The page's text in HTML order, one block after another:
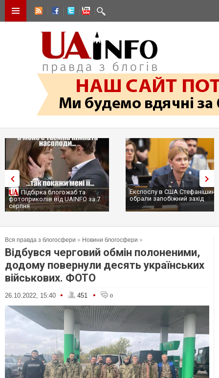
Підбірка блогожаб та
фотоприколів від UAINFO за 7
серпня
Експослу в США
обрали запобіжний захід
Вся правда з блогосфери » Новини блогосфери »
Відбувся черговий обмін полоненими,
додому повернули десять українських
військових. ФОТО
26.10.2022, 15:40 • 451 • 0